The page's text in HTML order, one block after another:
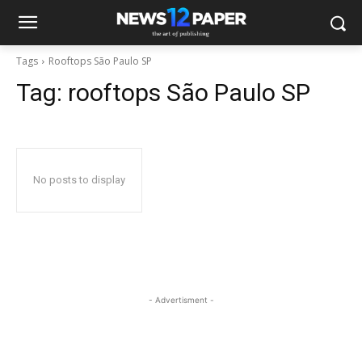
Tags Rooftops São Paulo SP
Tag: rooftops São Paulo SP
No posts to display
- Advertisment -